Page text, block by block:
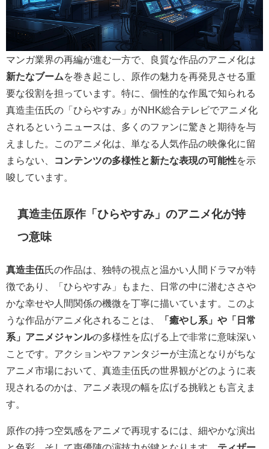
マンガ業界の再編が進む一方で、良質な作品のアニメ化は
新たなブームを巻き起こし、原作の魅力を再発見させる重
要な役割を担っています。特に、個性的な作風で知られる
真造圭伍氏の「ひらやすみ」がNHK総合テレビでアニメ化
されるというニュースは、多くのファンに驚きと期待を与
えました。このアニメ化は、単なる人気作品の映像化に留
まらない、
コンテンツの多様性と新たな表現の可能性を示
唆しています。
真造圭伍原作「ひらやすみ」のアニメ化が持
つ意味
真造圭伍氏の作品は、独特の視点と温かい人間ドラマが特
徴であり、「ひらやすみ」もまた、日常の中に潜むささや
かな幸せや人間関係の機微を丁寧に描いています。このよ
うな作品がアニメ化されることは、
「癒やし系」や「日常
系」アニメジャンルの多様性を広げる上で非常に意味深い
ことです。アクションやファンタジーが主流となりがちな
アニメ市場において、真造圭伍氏の世界観がどのように表
現されるのかは、アニメ表現の幅を広げる挑戦とも言えま
す。
原作の持つ空気感をアニメで再現するには、細やかな演出